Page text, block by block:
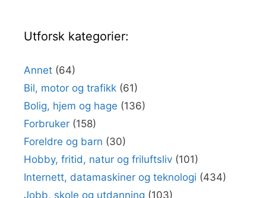
Utforsk kategorier:
Annet (64)
Bil, motor og trafikk (61)
Bolig, hjem og hage (136)
Forbruker (158)
Foreldre og barn (30)
Hobby, fritid, natur og friluftsliv (101)
Internett, datamaskiner og teknologi (434)
Jobb, skole og utdanning (103)